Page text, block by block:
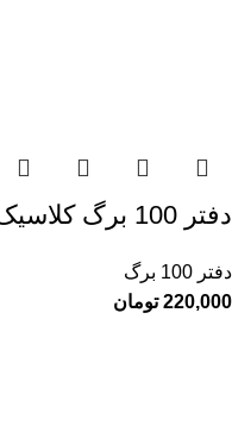
دفتر 100 برگ کلاسیک طرح برگ
دفتر 100 برگ
220,000 تومان